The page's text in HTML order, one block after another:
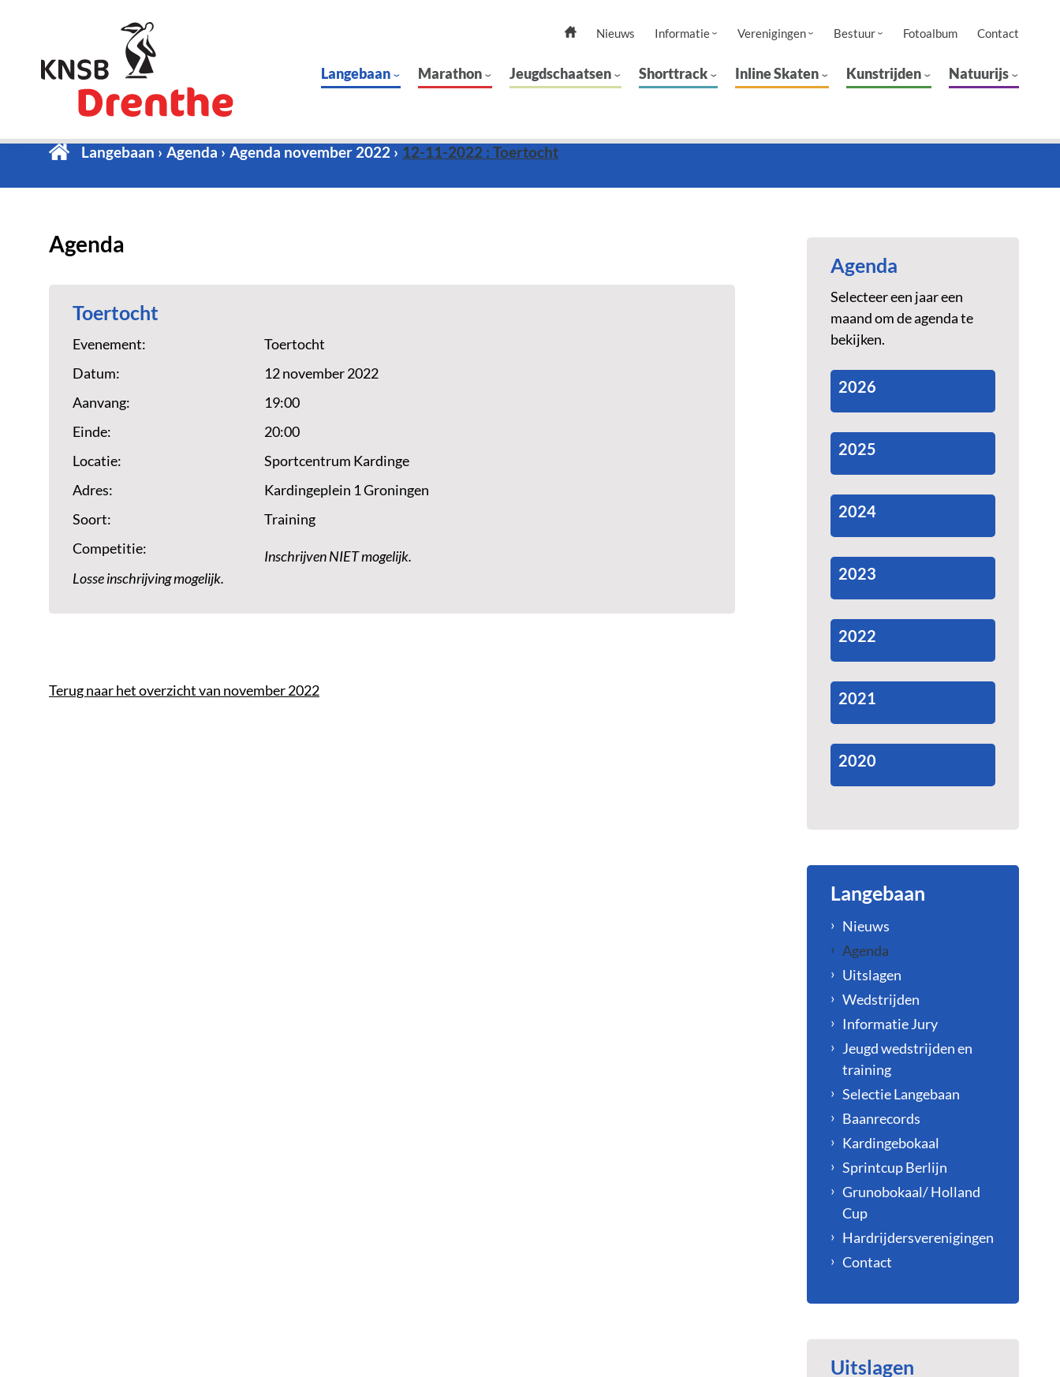
Nieuws Informatie Verenigingen Bestuur Fotoalbum Contact
Langebaan Marathon Jeugdschaatsen Shorttrack Inline Skaten Kunstrijden Natuurijs
Langebaan Agenda Agenda november 2022 12-11-2022 : Toertocht
Agenda
Toertocht
Evenement:
Toertocht
Datum:
12 november 2022
Aanvang:
19:00
Einde:
20:00
Locatie:
Sportcentrum Kardinge
Adres:
Kardingeplein 1 Groningen
Soort:
Training
Competitie:
Inschrijven NIET mogelijk.
Losse inschrijving mogelijk.
Terug naar het overzicht van november 2022
Agenda
Selecteer een jaar een
maand om de agenda te
bekijken.
2026
2025
2024
2023
2022
2021
2020
Langebaan
Nieuws
Agenda
Uitslagen
Wedstrijden
Informatie Jury
Jeugd wedstrijden en
training
Selectie Langebaan
Baanrecords
Kardingebokaal
Sprintcup Berlijn
Grunobokaal/ Holland
Cup
Hardrijdersverenigingen
Contact
Uitslagen